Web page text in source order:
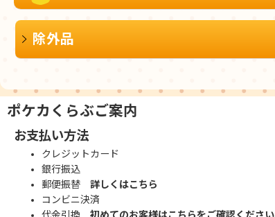
除外品
ポケカくらぶご案内
お支払い方法
クレジットカード
銀行振込
郵便振替 詳しくはこちら
コンビニ決済